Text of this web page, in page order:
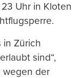
Uhr in Kloten
in Zürich
sind“,
wegen der